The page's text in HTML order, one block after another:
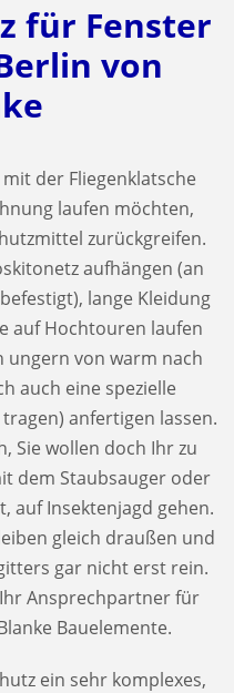
für Fenster
von
der Fliegenklatsche
laufen möchten,
zurückgreifen.
aufhängen (an
lange Kleidung
auf Hochtouren laufen
ungern von warm nach
auch eine spezielle
anfertigen lassen.
Sie wollen doch Ihr zu
dem Staubsauger oder
auf Insektenjagd gehen.
gleich draußen und
gar nicht erst rein.
Ansprechpartner für
Bauelemente.
ein sehr komplexes,